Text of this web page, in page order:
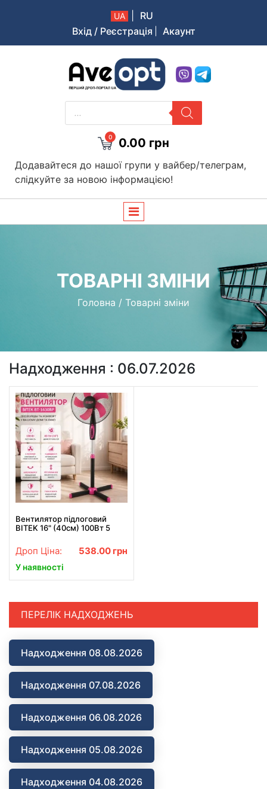
UA
RU
Вхід / Реєстрація
Акаунт
Aveopt – оптова дропшипінг платформа в Україні
PRODUCTS
SEARCH
0 0.00 грн
Додавайтеся до нашої групи у вайбер/телеграм,
слідкуйте за новою інформацією!
ТОВАРНІ ЗМІНИ
Головна / Товарні зміни
Надходження : 06.07.2026
Вентилятор підлоговий
BITEK 16" (40см) 100Вт 5
фіолетовий BT-1630BP
Дроп Ціна: 538.00 грн
У наявності
ПЕРЕЛІК НАДХОДЖЕНЬ
Надходження 08.08.2026
Надходження 07.08.2026
Надходження 06.08.2026
Надходження 05.08.2026
Надходження 04.08.2026